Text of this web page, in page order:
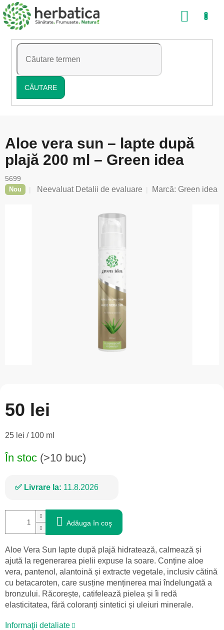
Treci
la
conținut
CĂUTARE
COŞ
Aloe vera sun – lapte după
plajă 200 ml – Green idea
5699
Nou
Evaluarea
Neevaluat Detalii de evaluare Marcă: Green idea
50 lei
Evaluare
25 lei / 100 ml
În stoc (>10 buc)
Livrare la: 11.8.2026
Adăuga în coş
Aloe Vera Sun lapte după plajă hidratează, calmează și
ajută la regenerarea pielii expuse la soare. Conține aloe
vera, pantenol, alantoină și extracte vegetale, inclusiv cătină
cu betacaroten, care susține menținerea mai îndelungată a
bronzului. Răcorește, catifelează pielea și îi redă
elasticitatea, fără coloranți sintetici și uleiuri minerale.
Informaţii detaliate